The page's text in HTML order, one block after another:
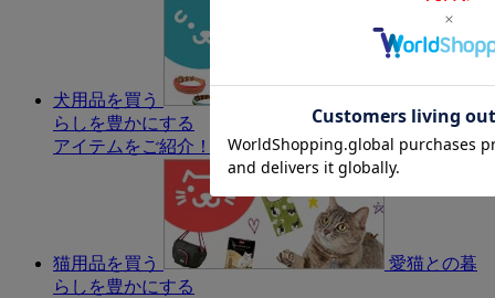
犬用品を買う
らしを豊かにする
アイテムをご紹介！
猫用品を買う
愛猫との暮
らしを豊かにする